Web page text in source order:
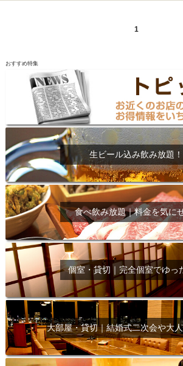
1
おすすめ特集
生ビール込み飲み放題！
食べ飲み放題｜料金を気に
個室・貸切｜完全個室でゆっ
大部屋・貸切｜結婚式二次会や大